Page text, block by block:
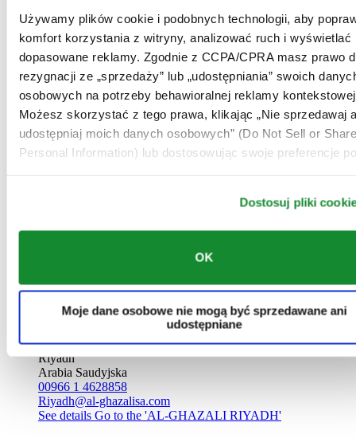
Używamy plików cookie i podobnych technologii, aby
komfort korzystania z witryny, analizować ruch i wyświetlać
dopasowane reklamy. Zgodnie z CCPA/CPRA masz prawo
rezygnacji ze „sprzedaży” lub „udostępniania” swoich
osobowych na potrzeby behawioralnej reklamy
Możesz skorzystać z tego prawa, klikając „Nie sprzedawaj
udostępniaj moich danych osobowych” (Do Not Sell or
Personal Information) lub dostosowując swoje preferencje
Dostosuj pliki
OK
Moje dane osobowe nie mogą być sprzedawane ani
udostępniane
AL-GHAZALI RIYADH
Batha
Riyadh
Arabia Saudyjska
00966 1 4032968
Riyadh@al-ghazalisa.com
See detailsGo to the 'AL-GHAZALI RIYADH'
Arabia Saudyjska
AL-GHAZALI RIYADH
Olaya
Riyadh
Arabia Saudyjska
00966 1 4628858
Riyadh@al-ghazalisa.com
See details Go to the 'AL-GHAZALI RIYADH'